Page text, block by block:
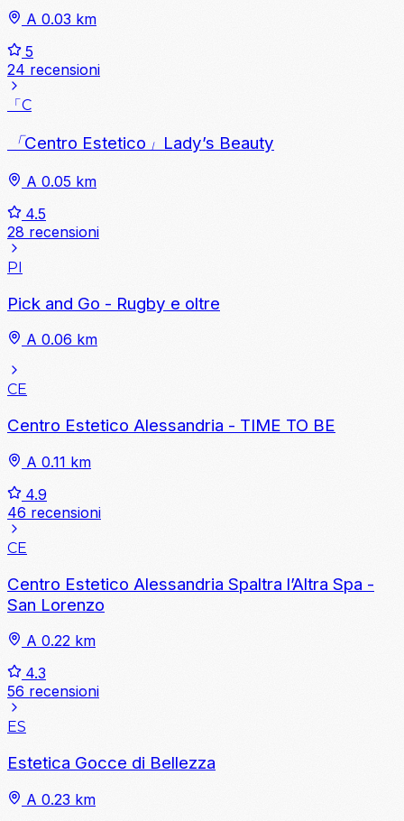
A 0.03 km
5
24 recensioni
「C
「Centro Estetico」Lady’s Beauty
A 0.05 km
4.5
28 recensioni
PI
Pick and Go - Rugby e oltre
A 0.06 km
CE
Centro Estetico Alessandria - TIME TO BE
A 0.11 km
4.9
46 recensioni
CE
Centro Estetico Alessandria Spaltra l’Altra Spa -
San Lorenzo
A 0.22 km
4.3
56 recensioni
ES
Estetica Gocce di Bellezza
A 0.23 km